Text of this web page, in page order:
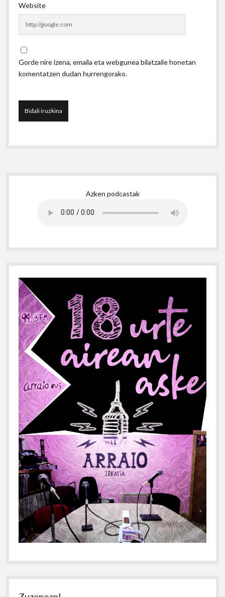
Website
Gorde nire izena, emaila eta webgunea bilatzaile honetan
komentatzen dudan hurrengorako.
Sidebar
Azken podcastak